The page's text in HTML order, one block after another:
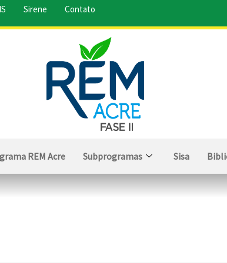
Sirene Contato
REM Acre Subprogramas Sisa